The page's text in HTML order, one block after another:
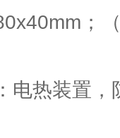
；
电热装置，